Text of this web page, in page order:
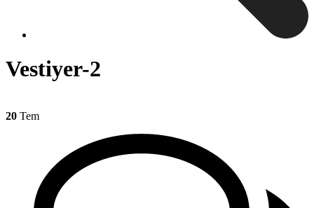
Vestiyer-2
20 Tem